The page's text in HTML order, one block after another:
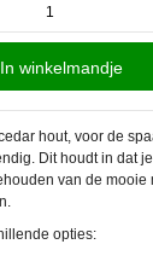
In winkelmandje
hout, voor de
Dit houdt in dat
van de mooie
opties: